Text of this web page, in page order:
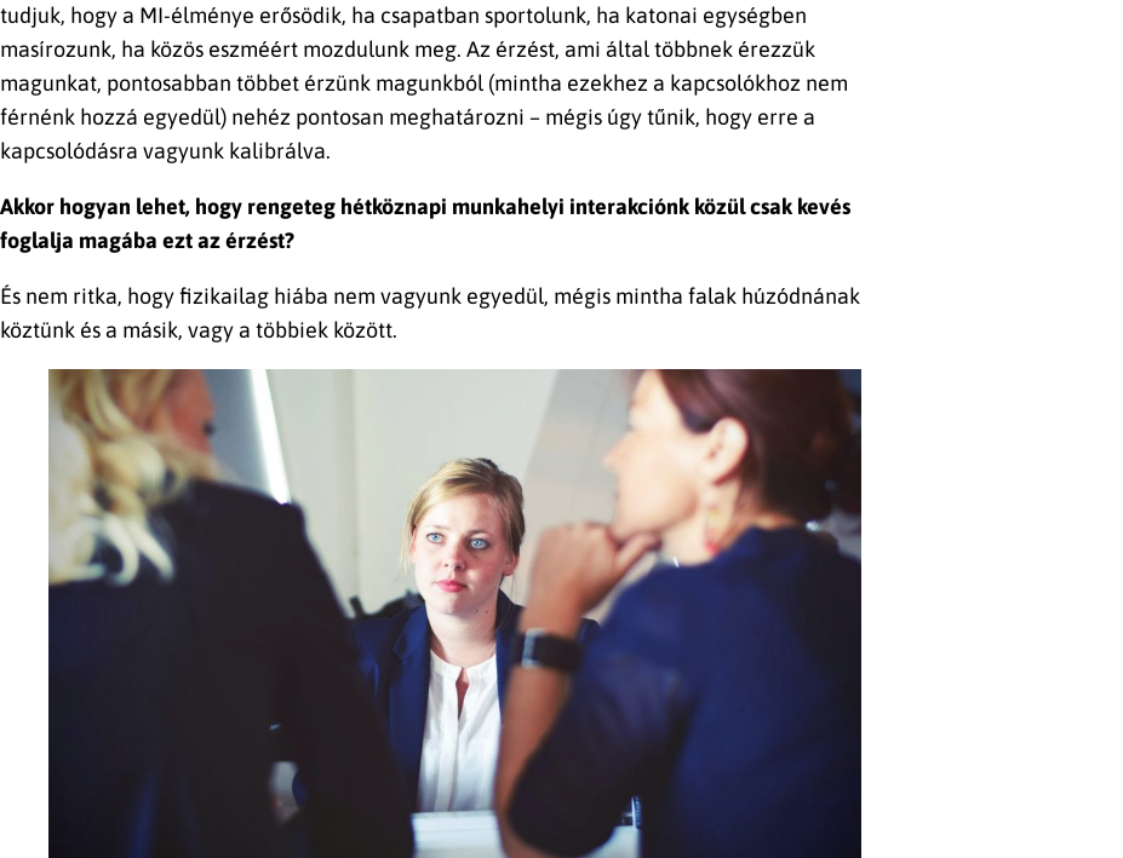
tudjuk, hogy a MI-élménye erősödik, ha csapatban sportolunk, ha katonai egységben
masírozunk, ha közös eszméért mozdulunk meg. Az érzést, ami által többnek érezzük
magunkat, pontosabban többet érzünk magunkból (mintha ezekhez a kapcsolókhoz nem
férnénk hozzá egyedül) nehéz pontosan meghatározni – mégis úgy tűnik, hogy erre a
kapcsolódásra vagyunk kalibrálva.
Akkor hogyan lehet, hogy rengeteg hétköznapi munkahelyi interakciónk közül csak kevés
foglalja magába ezt az érzést?
És nem ritka, hogy fizikailag hiába nem vagyunk egyedül, mégis mintha falak húzódnának
köztünk és a másik, vagy a többiek között.